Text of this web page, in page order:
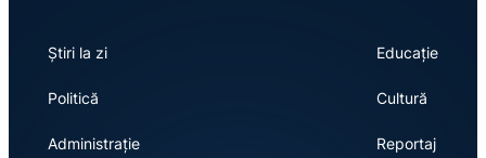
Știri la zi
Politică
Administrație
Educație
Cultură
Reportaj